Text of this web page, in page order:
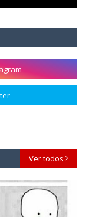
Ver todos